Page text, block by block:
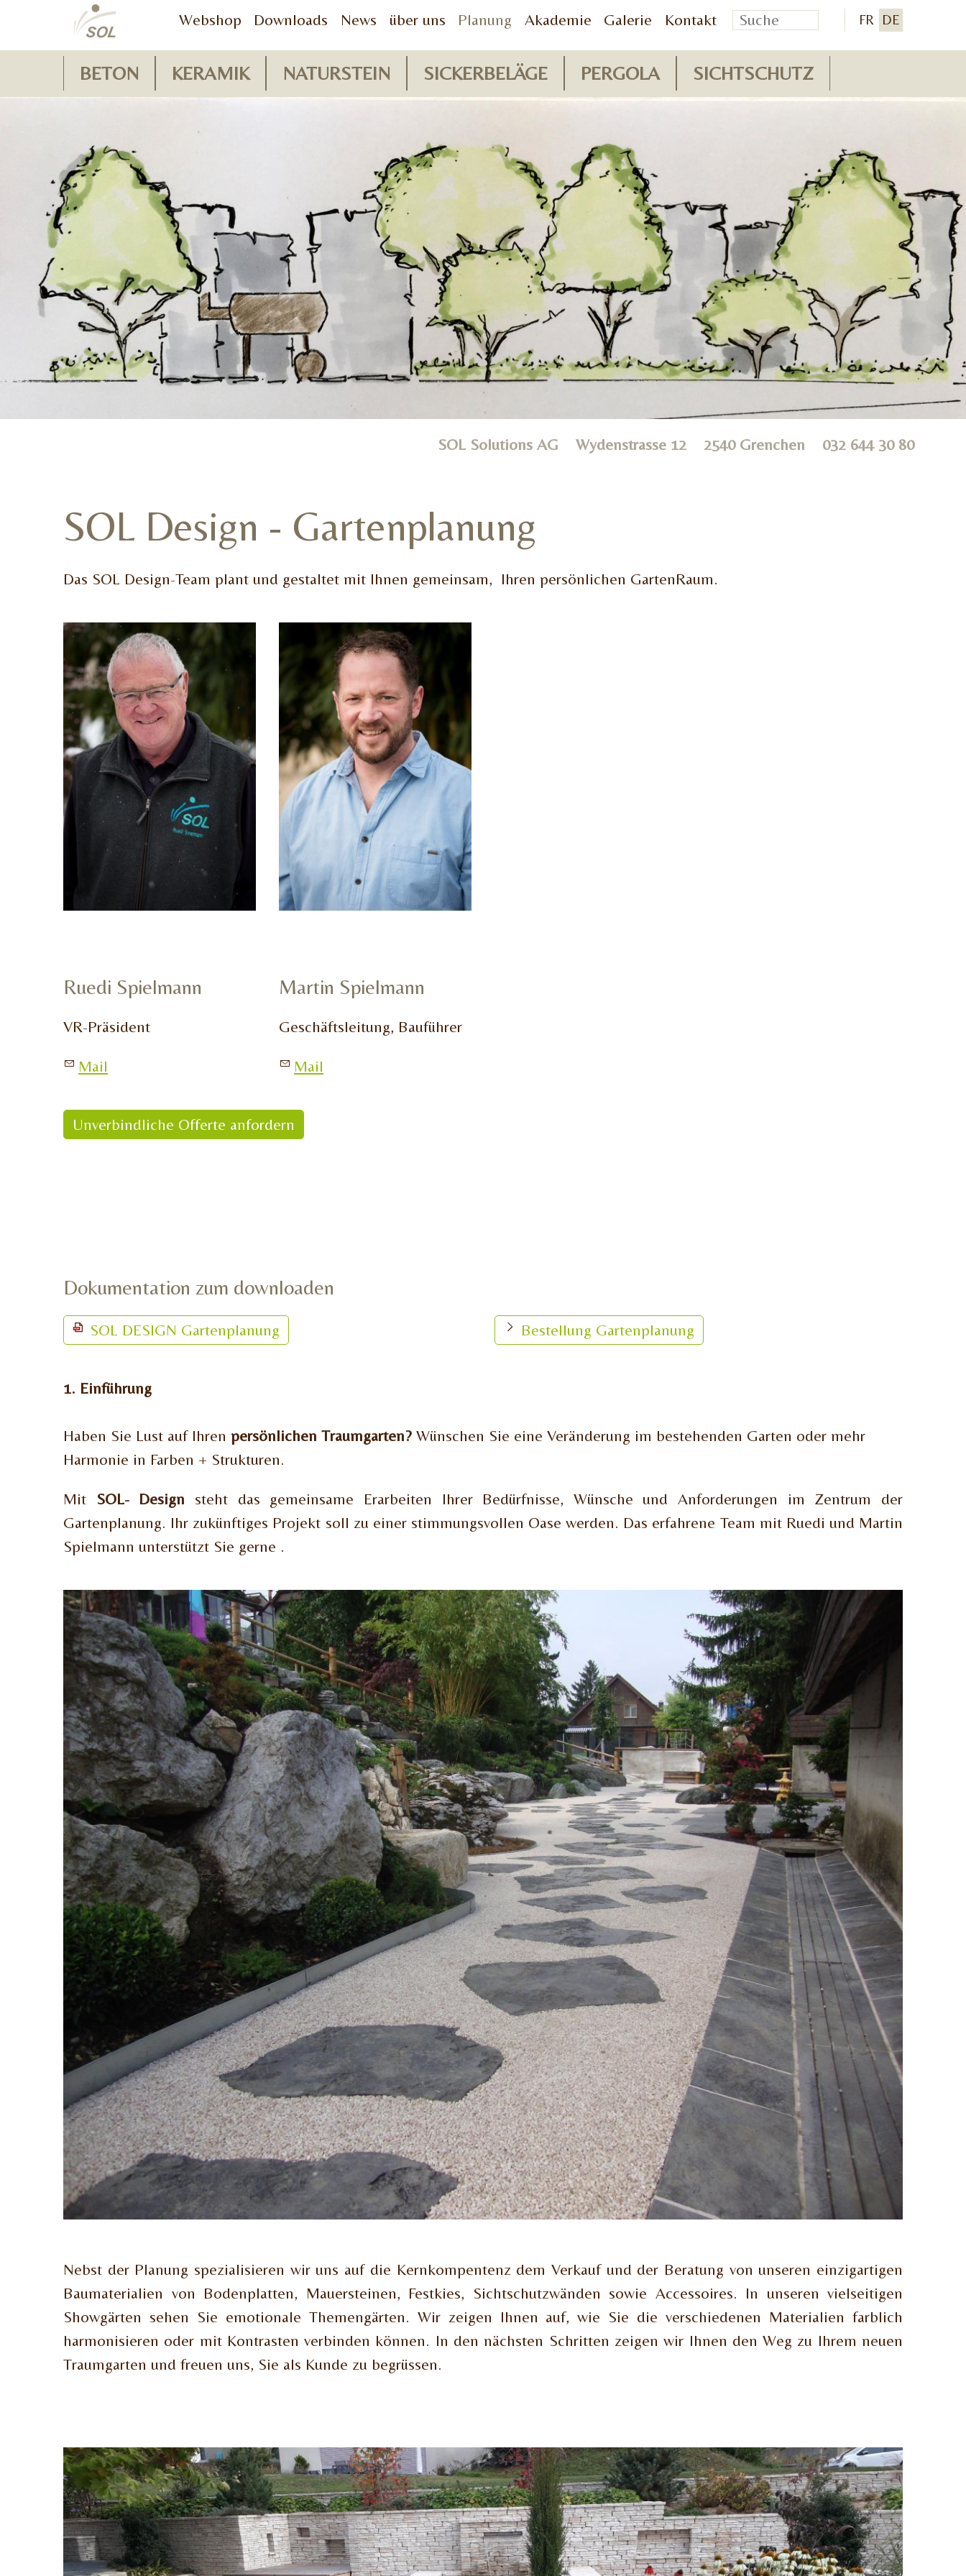
FR DE
Webshop Downloads News über uns Planung Akademie Galerie Kontakt
BETON KERAMIK NATURSTEIN SICKERBELÄGE PERGOLA SICHTSCHUTZ
SOL Solutions AG Wydenstrasse 12 2540 Grenchen 032 644 30 80
SOL Design - Gartenplanung
Das SOL Design-Team plant und gestaltet mit Ihnen gemeinsam, Ihren persönlichen GartenRaum.
Ruedi Spielmann
VR-Präsident
Mail
Martin Spielmann
Geschäftsleitung, Bauführer
Mail
Unverbindliche Offerte anfordern
Dokumentation zum downloaden
SOL DESIGN Gartenplanung Bestellung Gartenplanung
1. Einführung
Haben Sie Lust auf Ihren persönlichen Traumgarten? Wünschen Sie eine Veränderung im bestehenden Garten oder mehr
Harmonie in Farben + Strukturen.
Mit SOL- Design steht das gemeinsame Erarbeiten Ihrer Bedürfnisse, Wünsche und Anforderungen im Zentrum der
Gartenplanung. Ihr zukünftiges Projekt soll zu einer stimmungsvollen Oase werden. Das erfahrene Team mit Ruedi und Martin
Spielmann unterstützt Sie gerne .
Nebst der Planung spezialisieren wir uns auf die Kernkompentenz dem Verkauf und der Beratung von unseren einzigartigen
Baumaterialien von Bodenplatten, Mauersteinen, Festkies, Sichtschutzwänden sowie Accessoires. In unseren vielseitigen
Showgärten sehen Sie emotionale Themengärten. Wir zeigen Ihnen auf, wie Sie die verschiedenen Materialien farblich
harmonisieren oder mit Kontrasten verbinden können. In den nächsten Schritten zeigen wir Ihnen den Weg zu Ihrem neuen
Traumgarten und freuen uns, Sie als Kunde zu begrüssen.